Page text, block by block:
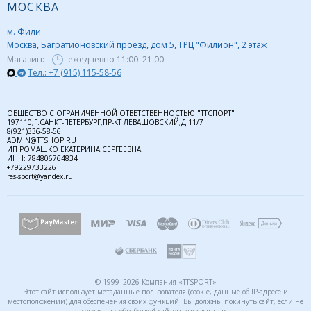
МОСКВА
м. Фили
Москва, Багратионовский проезд, дом 5, ТРЦ "Филион", 2 этаж
Магазин:
ежедневно 11:00–21:00
Тел.: +7 (915) 115-58-56
ОБЩЕСТВО С ОГРАНИЧЕННОЙ ОТВЕТСТВЕННОСТЬЮ "ТТСПОРТ"
197110,Г.САНКТ-ПЕТЕРБУРГ,ПР-КТ ЛЕВАШОВСКИЙ,Д.11/7
8(921)336-58-56
ADMIN@TTSHOP.RU
ИП РОМАШКО ЕКАТЕРИНА СЕРГЕЕВНА
ИНН: 784806764834
+79229733226
res-sport@yandex.ru
© 1999–2026 Компания «TTSPORT»
Этот сайт использует метаданные пользователя (cookie, данные об IP-адресе и
местоположении) для обеспечения своих функций. Вы должны покинуть сайт, если не